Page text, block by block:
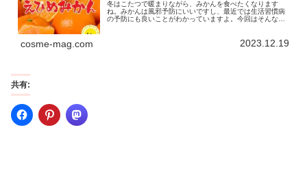
冬はこたつで暖まりながら、みかんを食べたくなります
ね。みかんは風邪予防にいいですし、最近では生活習慣病
の予防にも良いことがわかっていますよ。今回はそんな柑
cosme-mag.com 2023.12.19
共有: